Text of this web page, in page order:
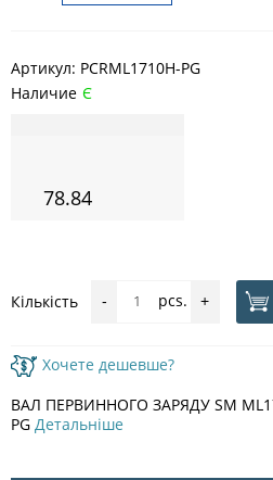
Артикул: PCRML1710H-PG
Наличие Є
78.84
Кількість - pcs. +
Хочете дешевше?
ВАЛ ПЕРВИННОГО ЗАРЯДУ SM
PG Детальніше